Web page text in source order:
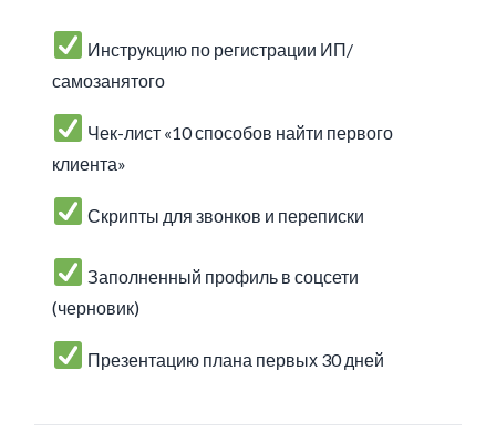
Инструкцию по регистрации ИП/
самозанятого
Чек-лист «10 способов найти первого
клиента»
Скрипты для звонков и переписки
Заполненный профиль в соцсети
(черновик)
Презентацию плана первых 30 дней